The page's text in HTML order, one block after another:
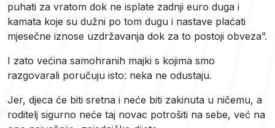
puhati za vratom dok ne isplate zadnji euro duga i
kamata koje su dužni po tom dugu i nastave plaćati
mjesečne iznose uzdržavanja dok za to postoji obveza”.
I zato većina samohranih majki s kojima smo
razgovarali poručuju isto: neka ne odustaju.
Jer, djeca će biti sretna i neće biti zakinuta u ničemu, a
roditelj sigurno neće taj novac potrošiti na sebe, već na